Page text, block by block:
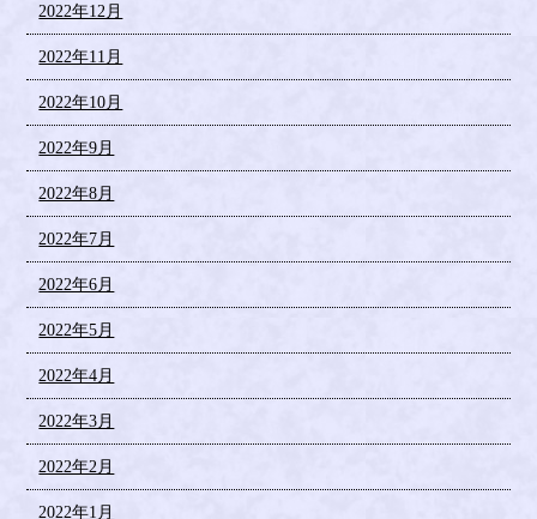
2022年12月
2022年11月
2022年10月
2022年9月
2022年8月
2022年7月
2022年6月
2022年5月
2022年4月
2022年3月
2022年2月
2022年1月